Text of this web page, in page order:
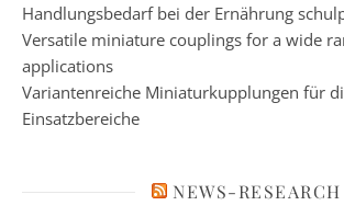
Handlungsbedarf bei der Ernährung
Versatile miniature couplings for a wide
applications
Variantenreiche Miniaturkupplungen für
Einsatzbereiche
NEWS-RESEARCH